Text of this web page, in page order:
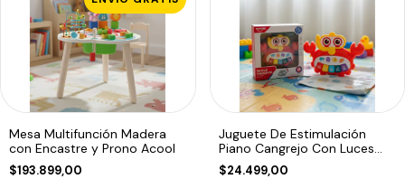
Mesa Multifunción Madera
con Encastre y Prono Acool
$193.899,00
Juguete De Estimulación
Piano Cangrejo Con Luces
Para Bebé
$24.499,00